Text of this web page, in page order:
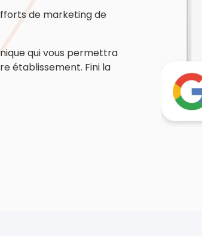
de marketing de
qui vous permettra
établissement. Fini la